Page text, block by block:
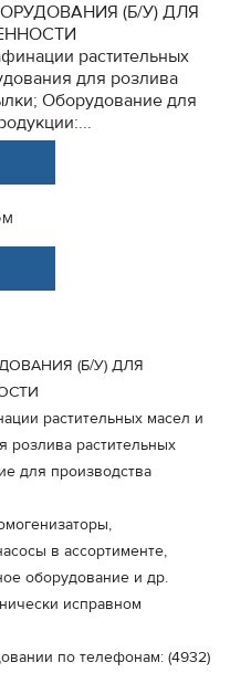
(Б/У) ДЛЯ
растительных
для розлива
Оборудование для
(Б/У) ДЛЯ
растительных масел и
розлива растительных
для производства
в ассортименте,
оборудование и др.
исправном
по телефонам: (4932)